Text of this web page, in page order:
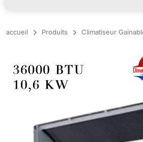
accueil Produits Climatiseur